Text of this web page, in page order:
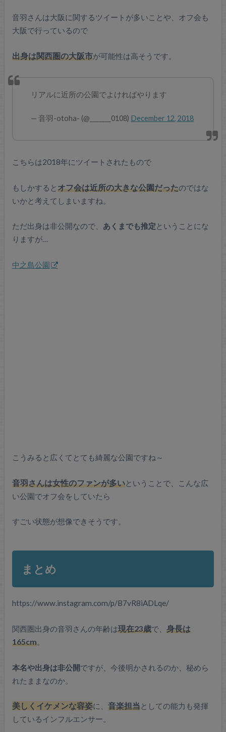
音羽さんは大阪に関するツイートが多いことや、オフ会も
大阪で行っているので
出身は関西圏の大阪市が可能性は高そうです。
リアルに近所の公園でよければやります
— 音羽-otoha- (@_______0108) December 12, 2018
こちらは2018年にツイートされたもので
もしかするとオフ会は近所の大きな公園だったのではな
いかと考えてしまいますね。
ただ出身は非公開なので、 あくまでも推定ということにな
りますが…
中之島公園
こうみると広くてとても綺麗な公園ですね～
音羽さんは女性のファンが多いということで、こんな広
い公園でオフ会をしていたら
すごい状態が想像できそうです。
まとめ
https://www.instagram.com/p/B7vR8iADLqe/
関西圏出身の音羽さんの年齢は現在23歳で、 身長は
165cm。
本名や出身は非公開ですが、今後明かされるのか、秘めら
れたままなのか。
美しくイケメンな容姿に、 音楽担当としての能力も発揮
しているインフルエンサー。